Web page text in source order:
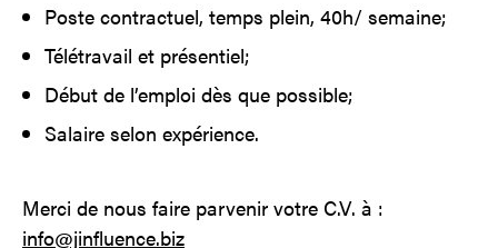
Poste contractuel, temps plein, 40h/ semaine;
Télétravail et présentiel;
Début de l’emploi dès que possible;
Salaire selon expérience.
Merci de nous faire parvenir votre C.V. à :
info@jinfluence.biz